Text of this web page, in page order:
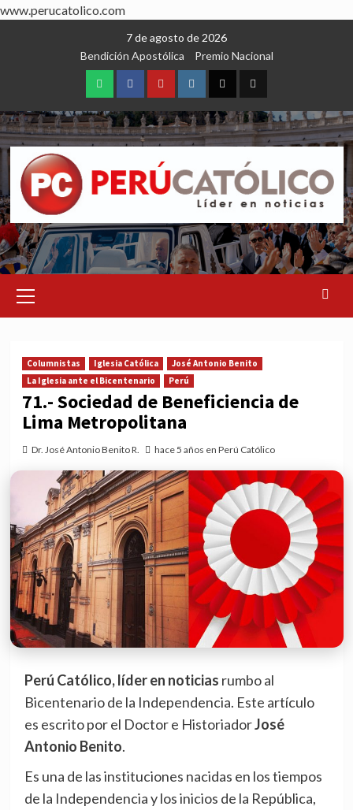
www.perucatolico.com
7 de agosto de 2026
Bendición Apostólica
Premio Nacional
WhatsAppFacebookYoutubeInstagram
X TikTok
Menu
Columnistas Iglesia Católica
José Antonio Benito
La Iglesia ante el Bicentenario
Perú
71.- Sociedad de Beneficiencia de
Lima Metropolitana
Dr. José Antonio Benito R. hace 5 años en Perú Católico
Perú Católico, líder en noticias rumbo al
Bicentenario de la Independencia. Este artículo
es escrito por el Doctor e HistoriadorJosé
Antonio Benito.
Es una de las instituciones nacidas en los tiempos
de la Independencia y los inicios de la República,